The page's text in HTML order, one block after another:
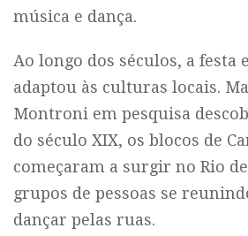
música e dança.
Ao longo dos séculos, a festa
adaptou às culturas locais.
Montroni em pesquisa
do século XIX, os blocos de
começaram a surgir no Rio
grupos de pessoas se
dançar pelas ruas.